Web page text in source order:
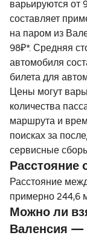
варьируются от
составляет
на паром из
98₽*. Средняя
автомобиля
билета для
Цены могут
количества
маршрута и
поисках за
сервисные
Расстояние
Расстояние
примерно 244,6
Можно ли
Валенсия —